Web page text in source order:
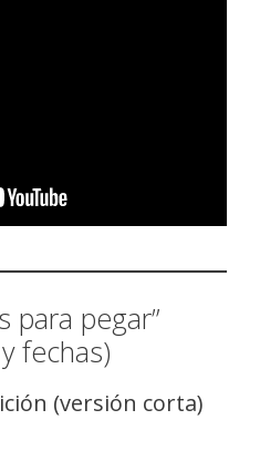
para pegar”
fechas)
(versión corta)